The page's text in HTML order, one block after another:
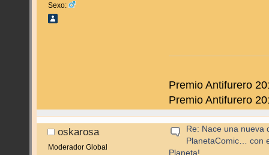
Sexo:
Premio Antifurero
Premio Antifurero
oskarosa
Moderador Global
Re: Nace una nueva
PlanetaComic… con
Planeta!